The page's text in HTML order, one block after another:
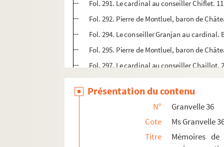
Fol. 291. Le cardinal au conseiller Chiflet.
Fol. 292. Pierre de Montluel, baron de
Fol. 294. Le conseiller Granjan au cardinal.
Fol. 295. Pierre de Montluel, baron de
Fol. 297. Le cardinal au conseiller Chaillot.
Fol. 299. Le même au conseiller Chiflet. 3
Fol. 301. « Copie d'une lettre de Madame
Fol. 302. Le cardinal au conseiller Le Clerc.
Fol. 304. Le même à Colin
Fol. 306. Le conseiller Chaillot au cardinal.
Présentation du contenu
N°
Granvelle 36
Cote
Ms Granvelle
Titre
Mémoires de